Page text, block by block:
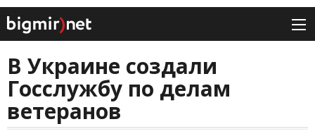
В Украине создали
Госслужбу по делам
ветеранов